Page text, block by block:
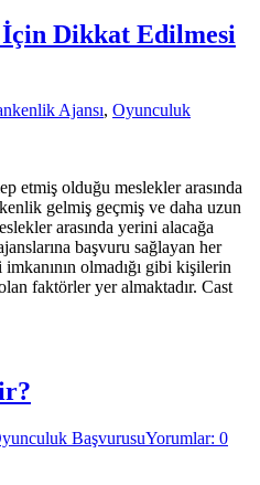
Dikkat Edilmesi
Ajansı, Oyunculuk
etmiş olduğu meslekler arasında
gelmiş geçmiş ve daha uzun
arasında yerini alacağa
başvuru sağlayan her
olmadığı gibi kişilerin
faktörler yer almaktadır. Cast
BaşvurusuYorumlar: 0